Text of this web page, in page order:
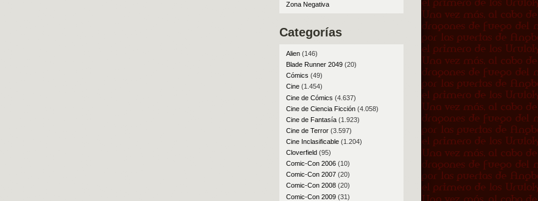
Zona Negativa
Categorías
Alien(146)
Blade Runner 2049(20)
Cómics (49)
Cine(1.454)
Cine de Cómics (4.637)
Cine de Ciencia Ficción(4.058)
Cine de Fantasía(1.923)
Cine de Terror(3.597)
Cine Inclasificable(1.204)
Cloverfield(95)
Comic-Con 2006(10)
Comic-Con 2007(20)
Comic-Con 2008(20)
Comic-Con 2009(31)